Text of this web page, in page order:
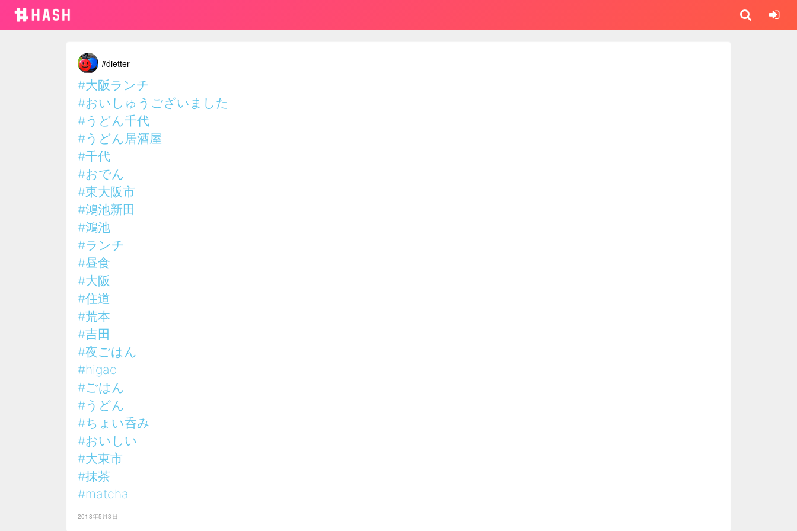
#dietter
#大阪ランチ
#おいしゅうございました
#うどん千代
#うどん居酒屋
#千代
#おでん
#東大阪市
#鴻池新田
#鴻池
#ランチ
#昼食
#大阪
#住道
#荒本
#吉田
#夜ごはん
#higao
#ごはん
#うどん
#ちょい呑み
#おいしい
#大東市
#抹茶
#matcha
2018年5月3日